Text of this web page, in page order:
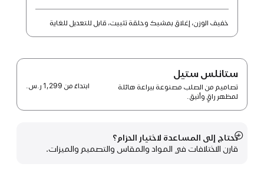
خفيف الوزن، إغلاق بمشبك وحلقة تثبيت، قابل للتعديل للغاية
ستانلس ستيل
تصاميم من الصلب مصنوعة ببراعة هائلة
لمظهر راقٍ وأنيق.
ابتداءً من 1,299 ر.س.‏
تحتاج إلى المساعدة لاختيار الحزام؟
قارن الاختلافات في المواد والمقاس والتصميم والميزات.
عرض
المزيد